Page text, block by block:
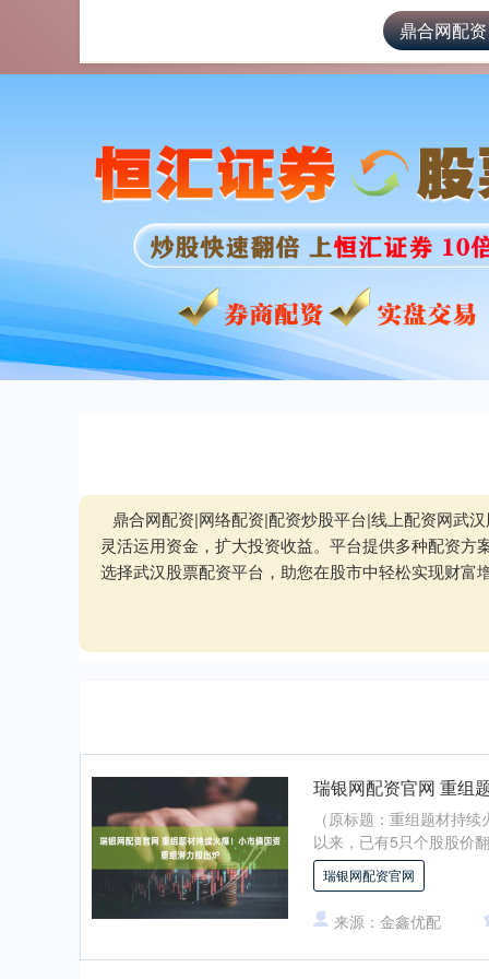
首页
鼎合网配资|网络配资|配资炒股平台|线上配资网武
灵活运用资金，扩大投资收益。平台提供多种配资
选择武汉股票配资平台，助您在股市中轻松实现财富
鼎合网配
瑞银网配资官网 重组
（原标题：重组题材持
以来，已有5只个股股价
瑞银网配资官网
来源：金鑫优配